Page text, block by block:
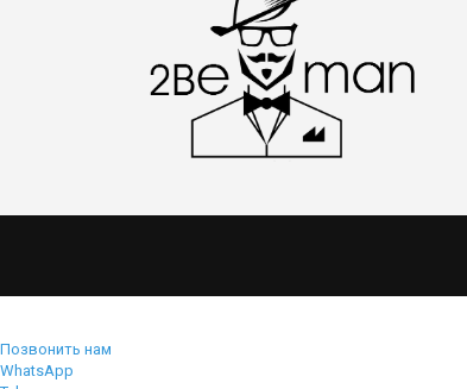
Позвонить нам
WhatsApp